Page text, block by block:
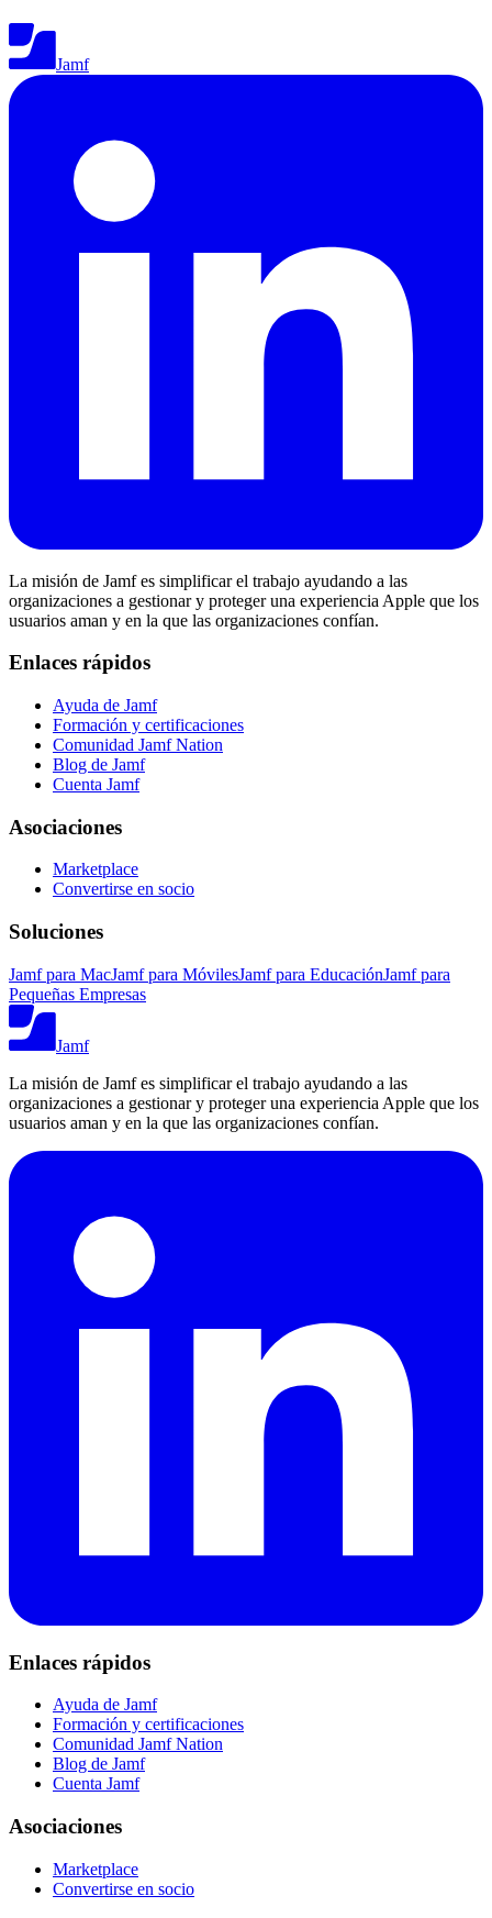
Jamf
La misión de Jamf es simplificar el trabajo ayudando a las
organizaciones a gestionar y proteger una experiencia Apple que los
usuarios aman y en la que las organizaciones confían.
Enlaces rápidos
Ayuda de Jamf
Formación y certificaciones
Comunidad Jamf Nation
Blog de Jamf
Cuenta Jamf
Asociaciones
Marketplace
Convertirse en socio
Soluciones
Jamf para MacJamf para MóvilesJamf para EducaciónJamf para
Pequeñas Empresas
Jamf
La misión de Jamf es simplificar el trabajo ayudando a las
organizaciones a gestionar y proteger una experiencia Apple que los
usuarios aman y en la que las organizaciones confían.
Enlaces rápidos
Ayuda de Jamf
Formación y certificaciones
Comunidad Jamf Nation
Blog de Jamf
Cuenta Jamf
Asociaciones
Marketplace
Convertirse en socio